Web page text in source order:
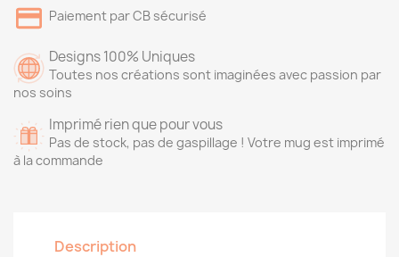
Paiement par CB sécurisé
Designs 100% Uniques
Toutes nos créations sont imaginées avec passion par
nos soins
Imprimé rien que pour vous
Pas de stock, pas de gaspillage ! Votre mug est imprimé
à la commande
Description